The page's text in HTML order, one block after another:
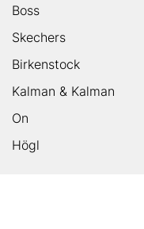
Boss
Skechers
Birkenstock
Kalman & Kalman
On
Högl